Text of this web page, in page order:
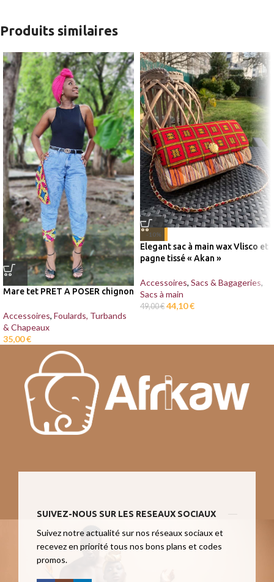
Produits similaires
Mare tet PRET A POSER chignon
Accessoires, Foulards, Turbands
& Chapeaux
35,00€
-10%
Elegant sac à main wax Vlisco et
pagne tissé « Akan »
Accessoires, Sacs & Bagageries,
Sacs à main
49,00€ 44,10€
SUIVEZ-NOUS SUR LES RESEAUX SOCIAUX
Suivez notre actualité sur nos réseaux sociaux et
recevez en priorité tous nos bons plans et codes
promos.